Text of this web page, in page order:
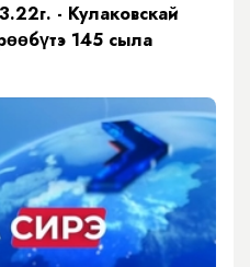
- Кулаковскай
145 сыла